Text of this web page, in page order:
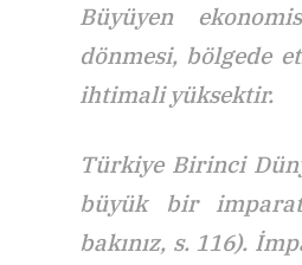
Büyüyen
dönmesi, bölgede
ihtimali yüksektir.
Türkiye Birinci
büyük bir
bakınız, s. 116).